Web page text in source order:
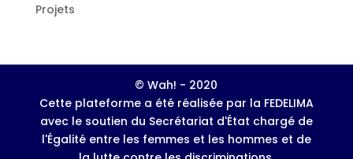
Projets
© Wah! - 2020
Cette plateforme a été réalisée par la FEDELIMA
avec le soutien du Secrétariat d'État chargé de
l'Égalité entre les femmes et les hommes et de